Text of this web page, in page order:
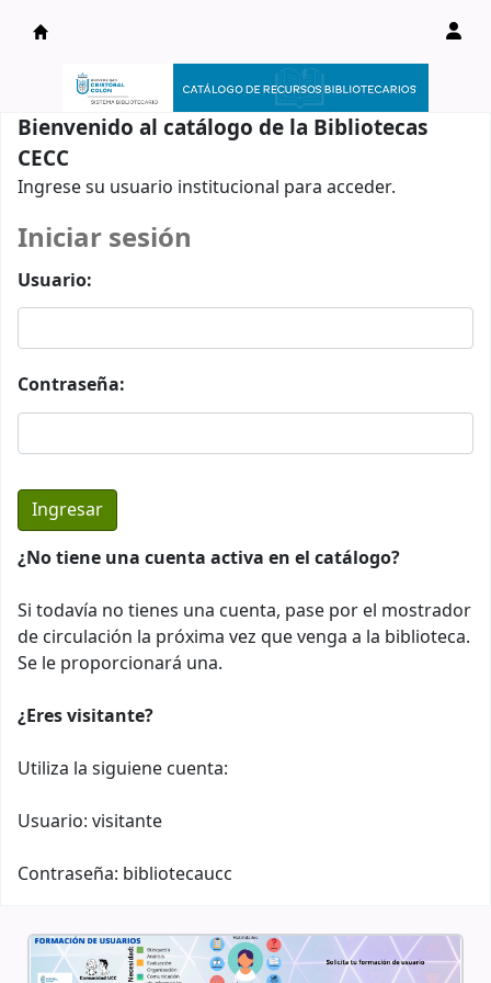
Catálogo en línea
Bienvenido al catálogo de la Bibliotecas
CECC
Ingrese su usuario institucional para acceder.
Iniciar sesión
Usuario:
Contraseña:
¿No tiene una cuenta activa en el catálogo?
Si todavía no tienes una cuenta, pase por el mostrador
de circulación la próxima vez que venga a la biblioteca.
Se le proporcionará una.
¿Eres visitante?
Utiliza la siguiene cuenta:
Usuario: visitante
Contraseña: bibliotecaucc